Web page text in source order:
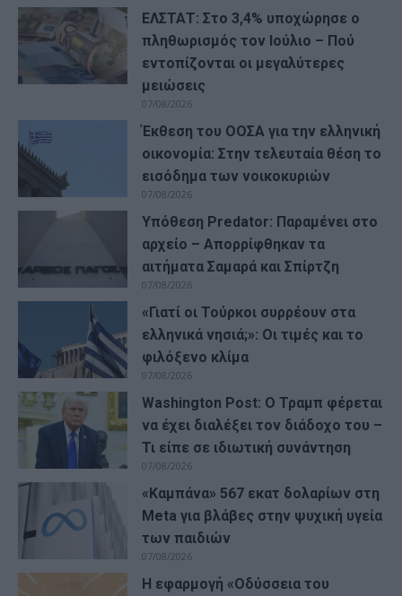
ΕΛΣΤΑΤ: Στο 3,4% υποχώρησε ο
πληθωρισμός τον Ιούλιο – Πού
εντοπίζονται οι μεγαλύτερες
μειώσεις
07/08/2026
Έκθεση του ΟΟΣΑ για την ελληνική
οικονομία: Στην τελευταία θέση το
εισόδημα των νοικοκυριών
07/08/2026
Υπόθεση Predator: Παραμένει στο
αρχείο – Απορρίφθηκαν τα
αιτήματα Σαμαρά και Σπίρτζη
07/08/2026
«Γιατί οι Τούρκοι συρρέουν στα
ελληνικά νησιά;»: Οι τιμές και το
φιλόξενο κλίμα
07/08/2026
Washington Post: Ο Τραμπ φέρεται
να έχει διαλέξει τον διάδοχο του –
Τι είπε σε ιδιωτική συνάντηση
07/08/2026
«Καμπάνα» 567 εκατ δολαρίων στη
Meta για βλάβες στην ψυχική υγεία
των παιδιών
07/08/2026
Η εφαρμογή «Οδύσσεια του